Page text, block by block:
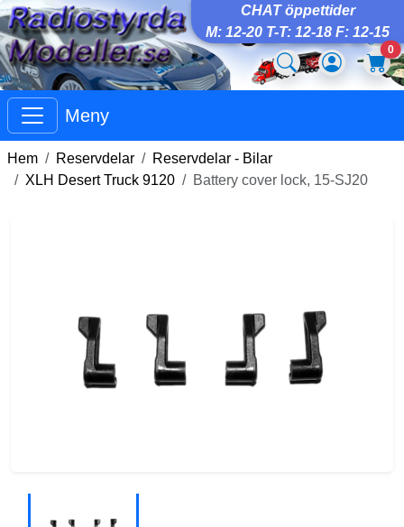
CHAT öppettider
M: 12-20 T-T: 12-18 F: 12-15
0
Meny
Hem Reservdelar
Reservdelar - Bilar
XLH Desert Truck 9120
Battery cover lock, 15-SJ20